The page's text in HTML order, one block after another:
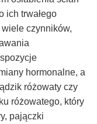
ich trwałego
czynników,
hormonalne, a
różowaty czy
różowatego, który
pajączki